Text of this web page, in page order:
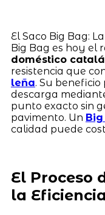
El Saco Big Bag:
Big Bag es hoy el
doméstico
resistencia que
leña. Su
descarga
punto exacto sin
pavimento. Un
calidad puede
El Proceso
la